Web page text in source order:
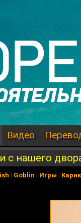
Видео
с нашего
| Goblin | Игры |